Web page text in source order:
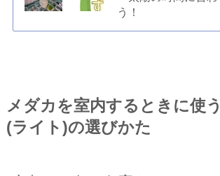
う！
メダカを室内するときに使
(ライト)の選びかた